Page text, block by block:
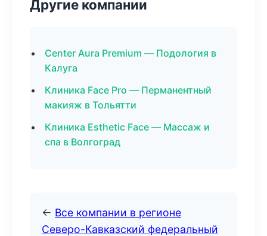
Другие компании
Center Aura Premium — Подология в
Калуга
Клиника Face Pro — Перманентный
макияж в Тольятти
Клиника Esthetic Face — Массаж и
спа в Волгоград
← Все компании в регионе
Северо-Кавказский федеральный